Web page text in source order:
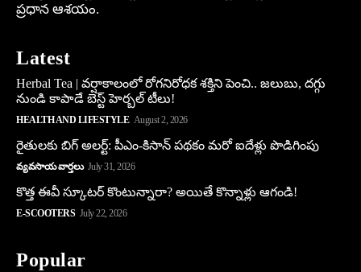
ప్రధాన ఆశయం.
Latest
Herbal Tea | వర్షాకాలంలో రోగనిరోధక శక్తిని పెంచి.. జలుబు, దగ్గు
నుండి కాపాడే బెస్ట్ హెర్బల్ టీలు!
HEALTH AND LIFESTYLE August 2, 2026
రైతులకు బిగ్ అలర్ట్: పీఎం-కిసాన్ పథకం మరో ఐదేళ్లు పొడిగింపు
వ్యవసాయ వార్తలు July 31, 2026
కొత్త ఈవీ స్కూట‌ర్ కొంటున్నారా? అయితే కొన్నాళ్లు ఆగండి!
E-SCOOTERS July 22, 2026
Popular